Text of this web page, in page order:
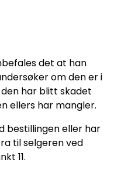
det at han
om den er i
har blitt skadet
ellers har mangler.
bestillingen eller har
til selgeren ved
11.